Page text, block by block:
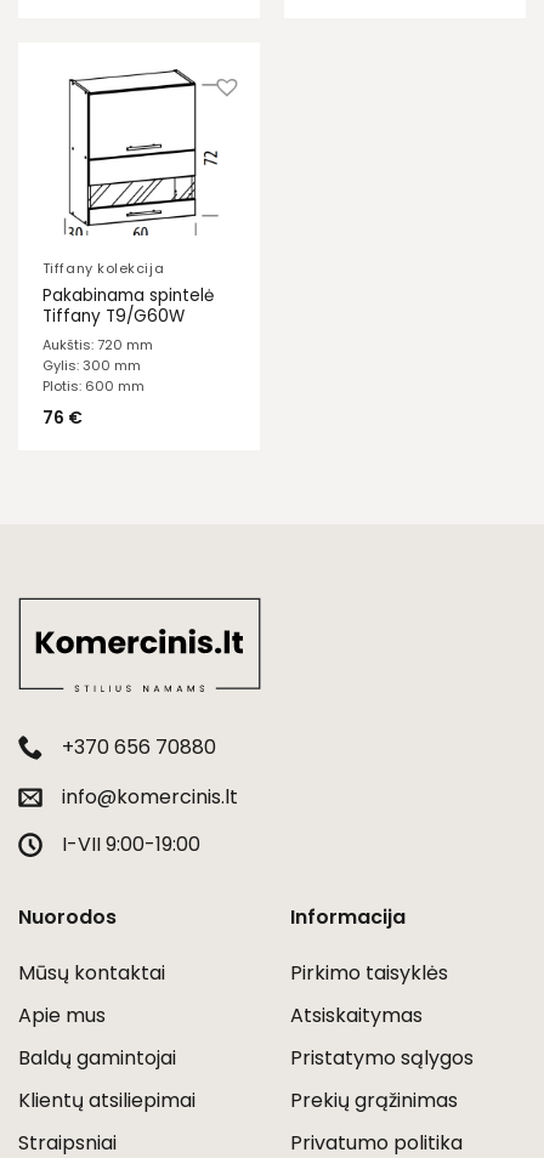
Tiffany kolekcija
Pakabinama spintelė
Tiffany T9/G60W
Aukštis: 720 mm
Gylis: 300 mm
Plotis: 600 mm
76 €
+370 656 70880
info@komercinis.lt
I-VII 9:00-19:00
Nuorodos
Mūsų kontaktai
Apie mus
Baldų gamintojai
Klientų atsiliepimai
Straipsniai
Informacija
Pirkimo taisyklės
Atsiskaitymas
Pristatymo sąlygos
Prekių grąžinimas
Privatumo politika